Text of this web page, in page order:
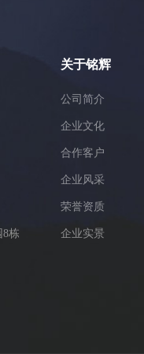
栋
关于铭辉
公司简介
企业文化
合作客户
企业风采
荣誉资质
企业实景